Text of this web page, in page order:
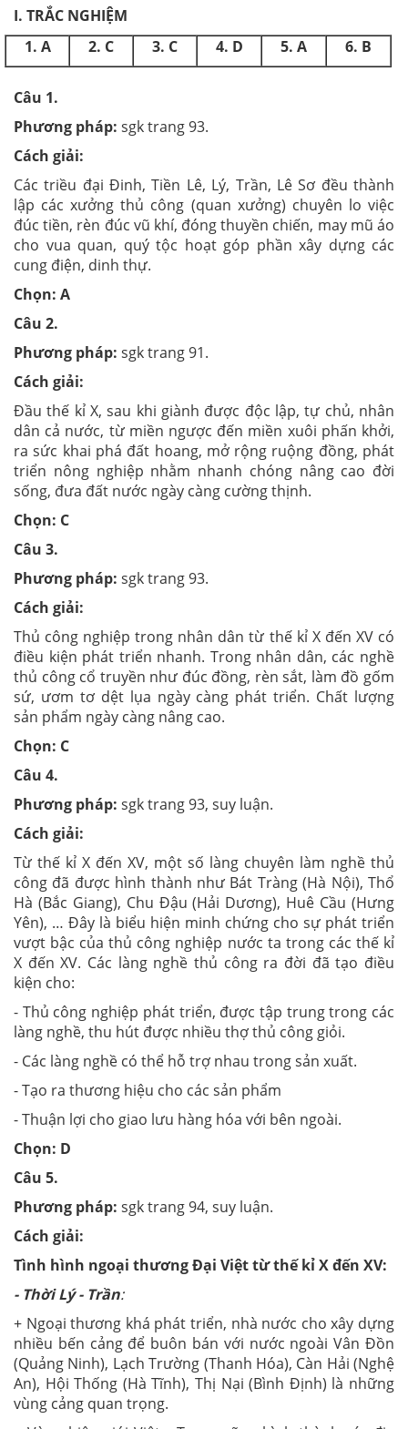
I. TRẮC NGHIỆM
1. A
2. C 3. C 4. D 5. A 6. B
Câu 1.
Phương pháp: sgk trang 93.
Cách giải:
Các triều đại Đinh, Tiền Lê, Lý, Trần, Lê Sơ đều thành
lập các xưởng thủ công (quan xưởng) chuyên lo việc
đúc tiền, rèn đúc vũ khí, đóng thuyền chiến, may mũ áo
cho vua quan, quý tộc hoạt góp phần xây dựng các
cung điện, dinh thự.
Chọn: A
Câu 2.
Phương pháp: sgk trang 91.
Cách giải:
Đầu thế kỉ X, sau khi giành được độc lập, tự chủ, nhân
dân cả nước, từ miền ngược đến miền xuôi phấn khởi,
ra sức khai phá đất hoang, mở rộng ruộng đồng, phát
triển nông nghiệp nhằm nhanh chóng nâng cao đời
sống, đưa đất nước ngày càng cường thịnh.
Chọn: C
Câu 3.
Phương pháp: sgk trang 93.
Cách giải:
Thủ công nghiệp trong nhân dân từ thế kỉ X đến XV có
điều kiện phát triển nhanh. Trong nhân dân, các nghề
thủ công cổ truyền như đúc đồng, rèn sắt, làm đồ gốm
sứ, ươm tơ dệt lụa ngày càng phát triển. Chất lượng
sản phẩm ngày càng nâng cao.
Chọn: C
Câu 4.
Phương pháp: sgk trang 93, suy luận.
Cách giải:
Từ thế kỉ X đến XV, một số làng chuyên làm nghề thủ
công đã được hình thành như Bát Tràng (Hà Nội), Thổ
Hà (Bắc Giang), Chu Đậu (Hải Dương), Huê Cầu (Hưng
Yên), … Đây là biểu hiện minh chứng cho sự phát triển
vượt bậc của thủ công nghiệp nước ta trong các thế kỉ
X đến XV. Các làng nghề thủ công ra đời đã tạo điều
kiện cho:
- Thủ công nghiệp phát triển, được tập trung trong các
làng nghề, thu hút được nhiều thợ thủ công giỏi.
- Các làng nghề có thể hỗ trợ nhau trong sản xuất.
- Tạo ra thương hiệu cho các sản phẩm
- Thuận lợi cho giao lưu hàng hóa với bên ngoài.
Chọn: D
Câu 5.
Phương pháp: sgk trang 94, suy luận.
Cách giải:
Tình hình ngoại thươngĐại Việt từ thế kỉ X đến XV:
- Thời Lý - Trần:
+ Ngoại thương khá phát triển, nhà nước cho xây dựng
nhiều bến cảng để buôn bán với nước ngoài Vân Đồn
(Quảng Ninh), Lạch Trường (Thanh Hóa), Càn Hải (Nghệ
An), Hội Thống (Hà Tĩnh), Thị Nại (Bình Định) là những
vùng cảng quan trọng.